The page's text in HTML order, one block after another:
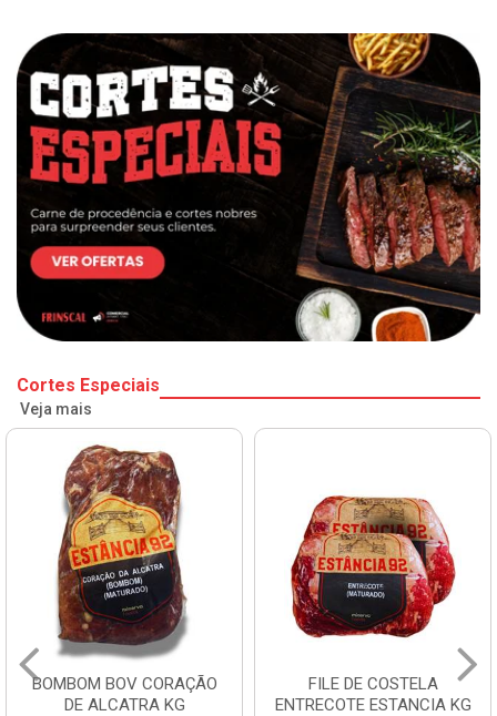
Cortes Especiais
Veja mais
BOMBOM BOV CORAÇÃO
DE ALCATRA KG
FILE DE COSTELA
ENTRECOTE ESTANCIA KG